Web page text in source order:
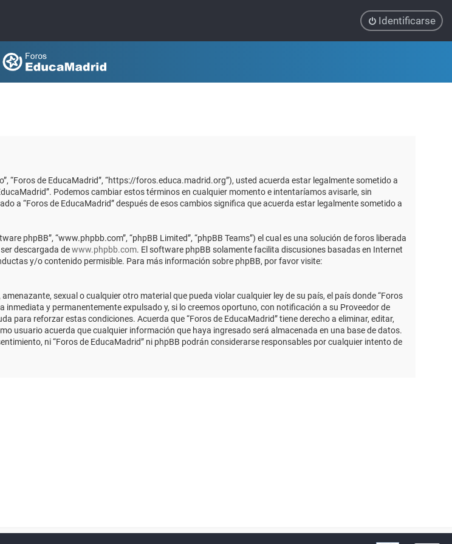
Identificarse
“Foros de EducaMadrid”, “https://foros.educa.madrid.org”), usted acuerda estar legalmente sometido a
Podemos cambiar estos términos en cualquier momento e intentaríamos avisarle, sin
a “Foros de EducaMadrid” después de esos cambios significa que acuerda estar legalmente sometido a
phpBB”, “www.phpbb.com”, “phpBB Limited”, “phpBB Teams”) el cual es una solución de foros liberada
ser descargada dewww.phpbb.com. El software phpBB solamente facilita discusiones basadas en Internet
y/o contenido permisible. Para más información sobre phpBB, por favor visite:
sexual o cualquier otro material que pueda violar cualquier ley de su país, el país donde “Foros
y permanentemente expulsado y, si lo creemos oportuno, con notificación a su Proveedor de
para reforzar estas condiciones. Acuerda que “Foros de EducaMadrid” tiene derecho a eliminar, editar,
usuario acuerda que cualquier información que haya ingresado será almacenada en una base de datos.
ni “Foros de EducaMadrid” ni phpBB podrán considerarse responsables por cualquier intento de